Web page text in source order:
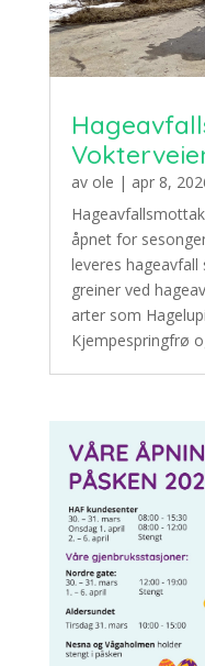
av ole | apr 8,
åpnet for
leveres
greiner ved
arter som
Kjempespringfrø